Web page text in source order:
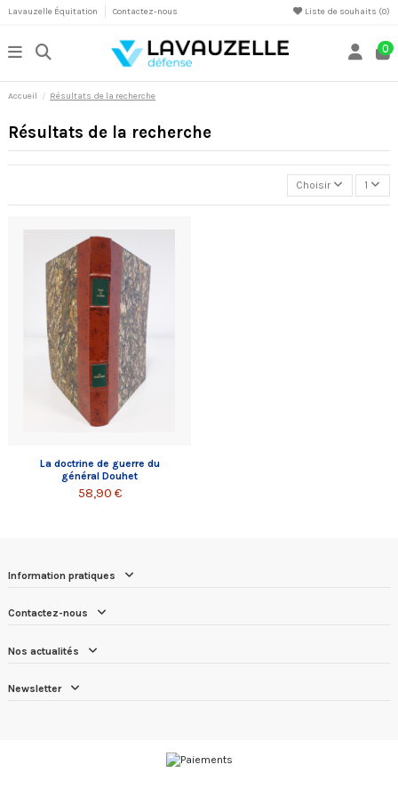
Lavauzelle Équitation Contactez-nous Liste de souhaits (0)
0
Accueil Résultats de la recherche
Résultats de la recherche
Choisir 1
La doctrine de guerre du
général Douhet
58,90 €
Information pratiques
Contactez-nous
Nos actualités
Newsletter